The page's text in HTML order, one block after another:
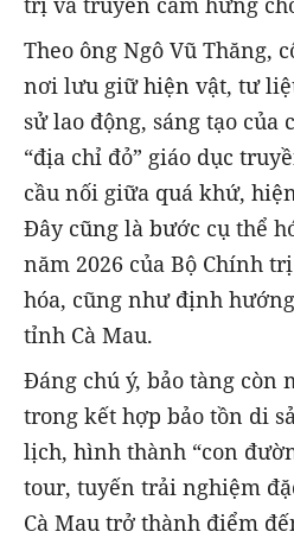
Theo ông Ngô Vũ Thăng,
nơi lưu giữ hiện vật, tư
sử lao động, sáng tạo của
“địa chỉ đỏ” giáo dục
cầu nối giữa quá khứ,
Đây cũng là bước cụ thể
năm 2026 của Bộ Chính
hóa, cũng như định
tỉnh Cà Mau.
Đáng chú ý, bảo tàng còn
trong kết hợp bảo tồn di
lịch, hình thành “con
tour, tuyến trải nghiệm
Cà Mau trở thành điểm